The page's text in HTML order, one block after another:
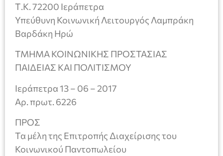
Τ.Κ. 72200 Ιεράπετρα
Υπεύθυνη Κοινωνική Λειτουργός Λαμπράκη
Βαρδάκη Ηρώ
ΤΜΗΜΑ ΚΟΙΝΩΝΙΚΗΣ ΠΡΟΣΤΑΣΙΑΣ
ΠΑΙΔΕΙΑΣ ΚΑΙ ΠΟΛΙΤΙΣΜΟΥ
Ιεράπετρα 13 – 06 – 2017
Αρ. πρωτ. 6226
ΠΡΟΣ
Τα μέλη της Επιτροπής Διαχείρισης του
Κοινωνικού Παντοπωλείου